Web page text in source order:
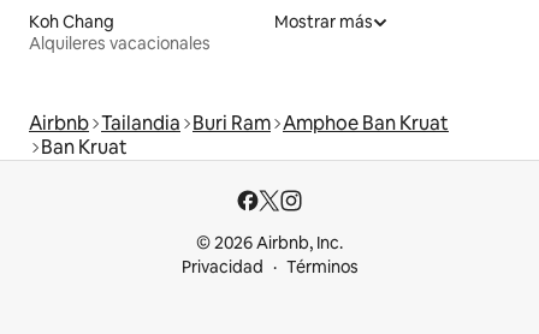
Koh Chang
Alquileres vacacionales
Mostrar más
Airbnb Tailandia Buri Ram Amphoe Ban Kruat
Ban Kruat
© 2026 Airbnb, Inc.
Privacidad
Términos